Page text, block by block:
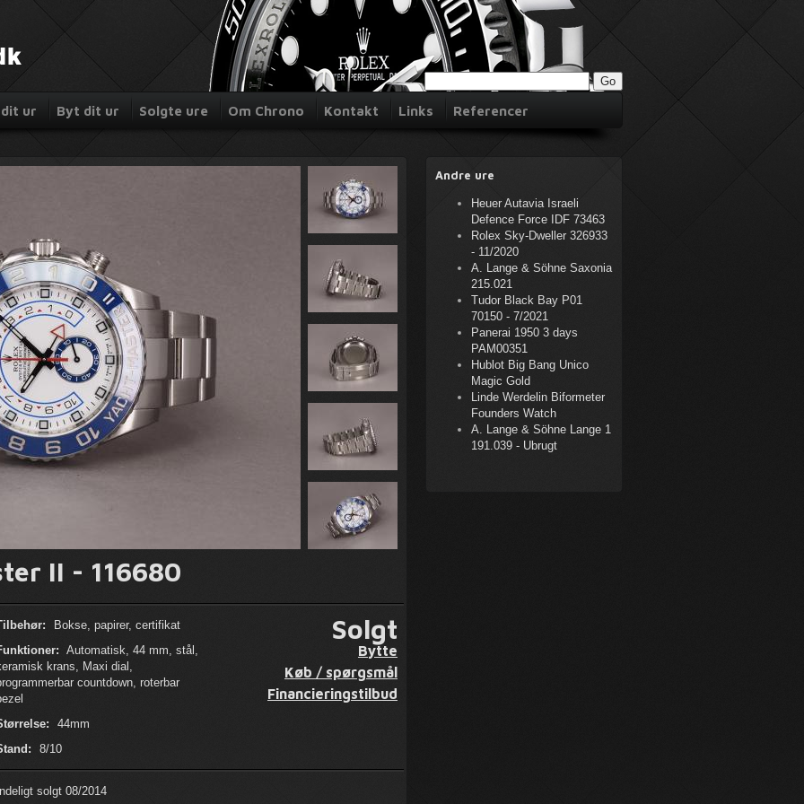
ur Byt dit ur Solgte ure Om Chrono Kontakt Links Referencer
II - 116680
Bokse, papirer, certifikat
Automatisk, 44 mm, stål,
krans, Maxi dial,
countdown, roterbar
44mm
8/10
Solgt
Bytte
Køb / spørgsmål
Financieringstilbud
solgt 08/2014
Andre ure
Heuer Autavia Israeli
Defence Force IDF 73463
Rolex Sky-Dweller 326933
- 11/2020
A. Lange & Söhne Saxonia
215.021
Tudor Black Bay P01
70150 - 7/2021
Panerai 1950 3 days
PAM00351
Hublot Big Bang Unico
Magic Gold
Linde Werdelin Biformeter
Founders Watch
A. Lange & Söhne Lange 1
191.039 - Ubrugt